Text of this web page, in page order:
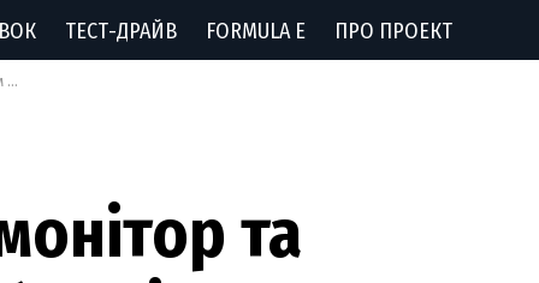
ТЕСТ-ДРАЙВ FORMULA E ПРО ПРОЕКТ
та